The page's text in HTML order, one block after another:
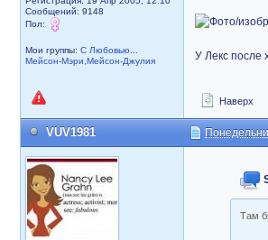
Сообщений: 9148
Пол:
Мои группы: С Любовью...
Мейсон-Мэри,Мейсон-Джулия
У Лекс после
Наверх
VUV1981
Там